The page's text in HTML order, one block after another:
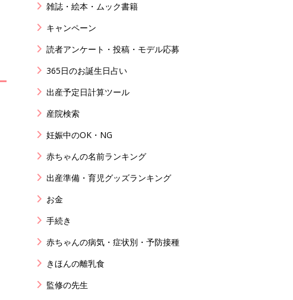
雑誌・絵本・ムック書籍
キャンペーン
読者アンケート・投稿・モデル応募
365日のお誕生日占い
出産予定日計算ツール
産院検索
妊娠中のOK・NG
赤ちゃんの名前ランキング
出産準備・育児グッズランキング
お金
手続き
赤ちゃんの病気・症状別・予防接種
きほんの離乳食
監修の先生